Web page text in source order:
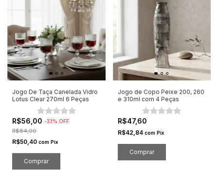
Jogo De Taça Canelada Vidro
Lotus Clear 270ml 6 Peças
R$56,00 -33% OFF
R$84,00
R$50,40 com Pix
Jogo de Copo Peixe 200, 260
e 310ml com 4 Peças
R$47,60
R$42,84 com Pix